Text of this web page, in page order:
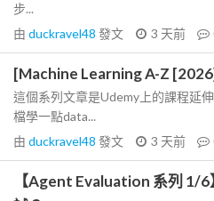
步...
由 duckravel48 發文 3 天前
[Machine Learning A-Z
這個系列文章是Udemy上的課程延
檔學一點data...
由 duckravel48 發文 3 天前
【Agent Evaluation 系列 1/